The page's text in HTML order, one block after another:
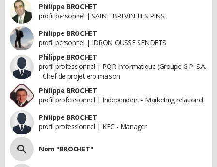
Philippe BROCHET
profil personnel | SAINT BREVIN LES PINS
Philippe BROCHET
profil personnel | IDRON OUSSE SENDETS
Philippe BROCHET
profil professionnel | PQR Informatique (Groupe G.P. S.A.
- Chef de projet erp maison
Philippe BROCHET
profil professionnel | Independent - Marketing relationel
Philippe BROCHET
profil professionnel | KFC - Manager
Nom "BROCHET"